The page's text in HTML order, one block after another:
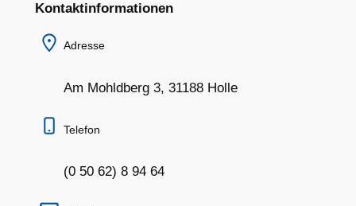
Kontaktinformationen
Adresse
Am Mohldberg 3, 31188 Holle
Telefon
(0 50 62) 8 94 64